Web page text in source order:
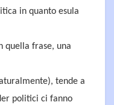
in quanto esula
quella frase, una
tende a
politici ci fanno